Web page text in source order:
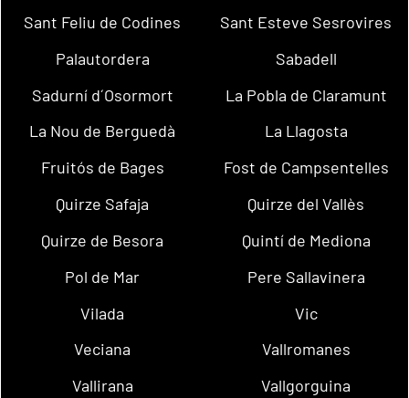
Sant Feliu de Codines
Sant Esteve Sesrovires
Palautordera
Sabadell
Sadurní d´Osormort
La Pobla de Claramunt
La Nou de Berguedà
La Llagosta
Fruitós de Bages
Fost de Campsentelles
Quirze Safaja
Quirze del Vallès
Quirze de Besora
Quintí de Mediona
Pol de Mar
Pere Sallavinera
Vilada
Vic
Veciana
Vallromanes
Vallirana
Vallgorguina